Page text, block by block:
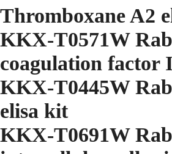
Thromboxane A2
KKX-T0571W
coagulation factor
KKX-T0445W
elisa kit
KKX-T0691W